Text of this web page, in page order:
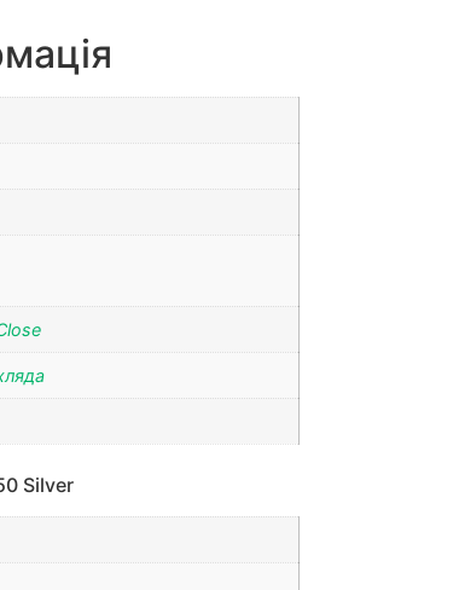
Silver